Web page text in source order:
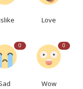
Love
0 0
Wow